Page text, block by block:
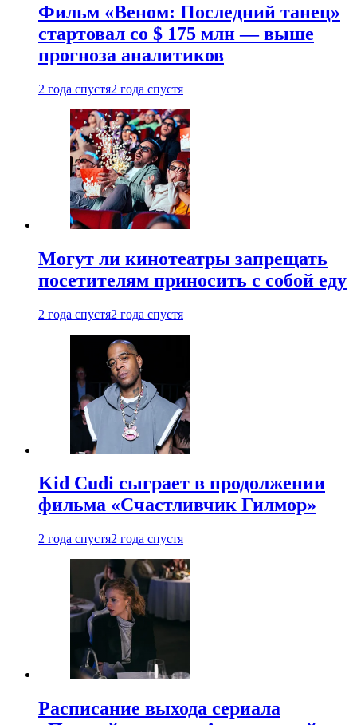
Фильм «Веном: Последний танец»
стартовал со $ 175 млн — выше
прогноза аналитиков
2 года спустя2 года спустя
Могут ли кинотеатры запрещать
посетителям приносить с собой еду
2 года спустя2 года спустя
Kid Cudi сыграет в продолжении
фильма «Счастливчик Гилмор»
2 года спустя2 года спустя
Расписание выхода сериала